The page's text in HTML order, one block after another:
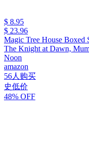
$ 8.95
$ 23.96
Magic Tree House Boxed
The Knight at Dawn,
Noon
amazon
56人购买
史低价
48% OFF